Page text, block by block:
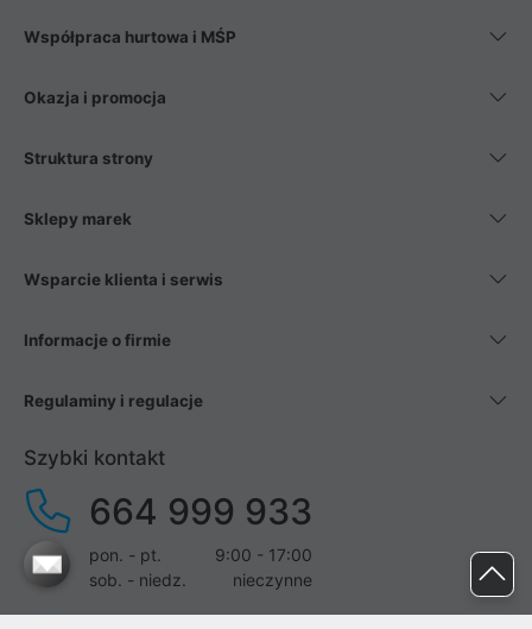
Współpraca hurtowa i MŚP
Okazja i promocja
Struktura strony
Sklepy marek
Wsparcie klienta i serwis
Informacje o firmie
Regulaminy i regulacje
Szybki kontakt
664 999 933
pon. - pt.
9:00 - 17:00
sob. - niedz.
nieczynne